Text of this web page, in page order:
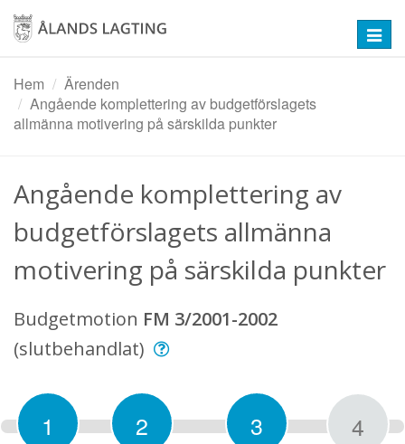
Hoppa
huvudinnehåll
Hem
Ärenden
Angående komplettering av budgetförslagets
allmänna motivering på särskilda punkter
Angående komplettering av
budgetförslagets allmänna
motivering på särskilda punkter
Budgetmotion FM 3/2001-2002
(slutbehandlat)
1 2 3 4